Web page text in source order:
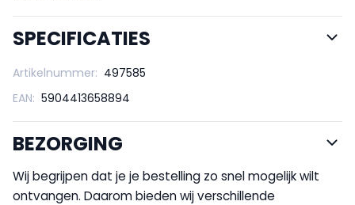
SPECIFICATIES
Artikelnummer: 497585
EAN: 5904413658894
BEZORGING
Wij begrijpen dat je je bestelling zo snel mogelijk wilt
ontvangen. Daarom bieden wij verschillende